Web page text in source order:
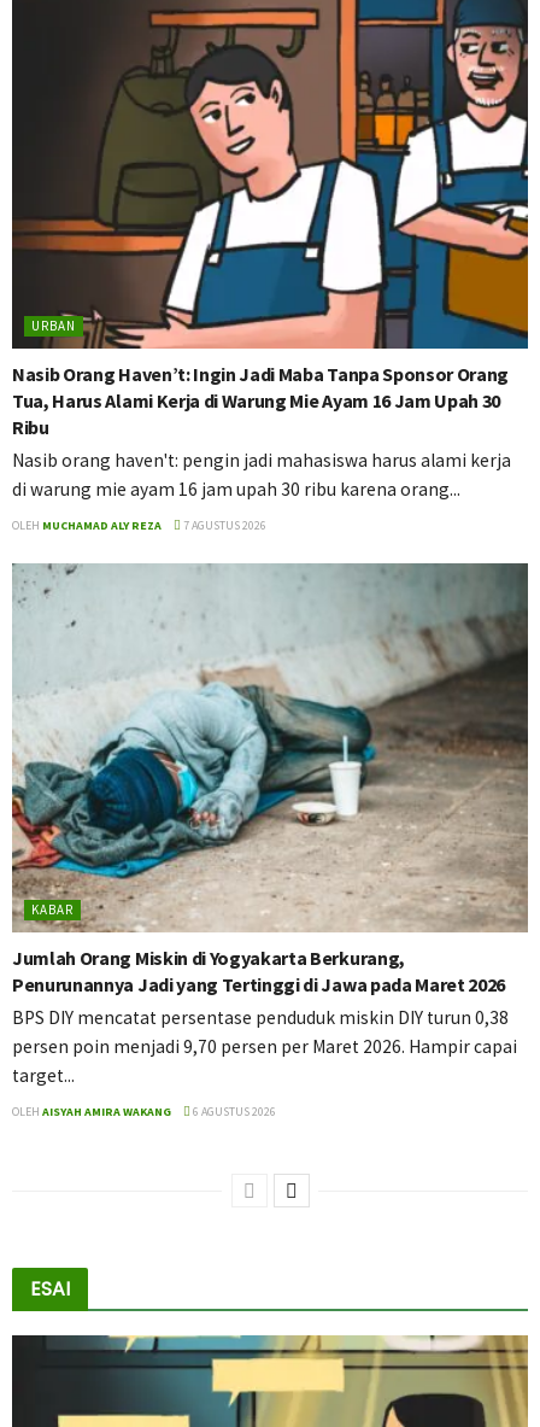
URBAN
Nasib Orang Haven’t: Ingin Jadi Maba Tanpa Sponsor Orang
Tua, Harus Alami Kerja di Warung Mie Ayam 16 Jam Upah 30
Ribu
Nasib orang haven't: pengin jadi mahasiswa harus alami kerja
di warung mie ayam 16 jam upah 30 ribu karena orang...
OLEH MUCHAMAD ALY REZA 7 AGUSTUS 2026
KABAR
Jumlah Orang Miskin di Yogyakarta Berkurang,
Penurunannya Jadi yang Tertinggi di Jawa pada Maret 2026
BPS DIY mencatat persentase penduduk miskin DIY turun 0,38
persen poin menjadi 9,70 persen per Maret 2026. Hampir capai
target...
OLEH AISYAH AMIRA WAKANG 6 AGUSTUS 2026
ESAI